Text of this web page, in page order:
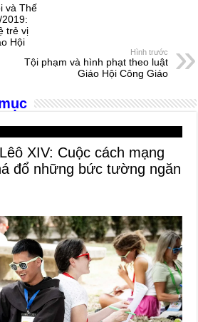
d
và Thế
trẻ vị
Hội
Hình trước
Tội phạm và hình phạt theo luật
Giáo Hội Công Giáo
XIV: Cuộc cách mạng
đổ những bức tường ngăn